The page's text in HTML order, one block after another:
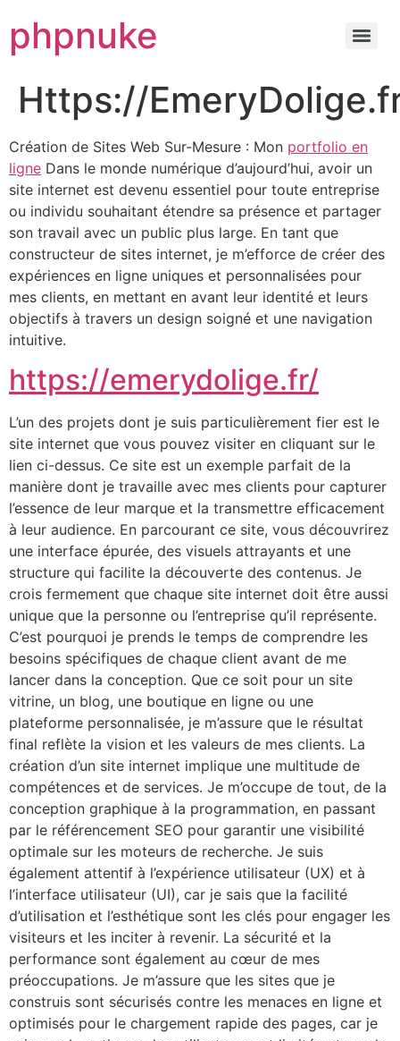
phpnuke
Https://
Création de Sites Web Sur-Mesure : Mon portfolio en
ligne Dans le monde numérique d’aujourd’hui, avoir un
site internet est devenu essentiel pour toute entreprise
ou individu souhaitant étendre sa présence et partager
son travail avec un public plus large. En tant que
constructeur de sites internet, je m’efforce de créer des
expériences en ligne uniques et personnalisées pour
mes clients, en mettant en avant leur identité et leurs
objectifs à travers un design soigné et une navigation
intuitive.
https://emerydolige.fr/
L’un des projets dont je suis particulièrement fier est le
site internet que vous pouvez visiter en cliquant sur le
lien ci-dessus. Ce site est un exemple parfait de la
manière dont je travaille avec mes clients pour capturer
l’essence de leur marque et la transmettre efficacement
à leur audience. En parcourant ce site, vous découvrirez
une interface épurée, des visuels attrayants et une
structure qui facilite la découverte des contenus. Je
crois fermement que chaque site internet doit être aussi
unique que la personne ou l’entreprise qu’il représente.
C’est pourquoi je prends le temps de comprendre les
besoins spécifiques de chaque client avant de me
lancer dans la conception. Que ce soit pour un site
vitrine, un blog, une boutique en ligne ou une
plateforme personnalisée, je m’assure que le résultat
final reflète la vision et les valeurs de mes clients. La
création d’un site internet implique une multitude de
compétences et de services. Je m’occupe de tout, de la
conception graphique à la programmation, en passant
par le référencement SEO pour garantir une visibilité
optimale sur les moteurs de recherche. Je suis
également attentif à l’expérience utilisateur (UX) et à
l’interface utilisateur (UI), car je sais que la facilité
d’utilisation et l’esthétique sont les clés pour engager les
visiteurs et les inciter à revenir. La sécurité et la
performance sont également au cœur de mes
préoccupations. Je m’assure que les sites que je
construis sont sécurisés contre les menaces en ligne et
optimisés pour le chargement rapide des pages, car je